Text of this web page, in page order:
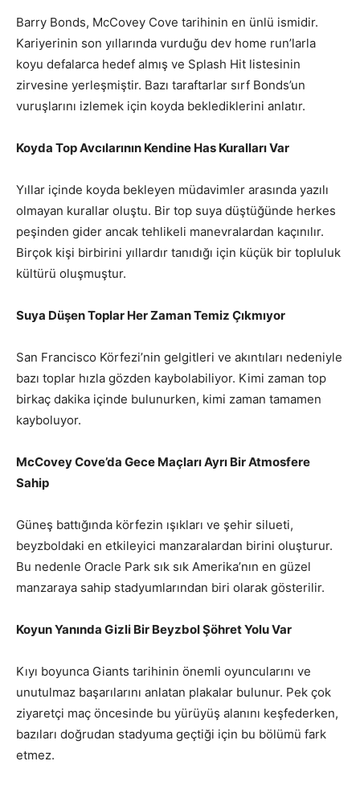
Barry Bonds, McCovey Cove tarihinin en ünlü ismidir.
Kariyerinin son yıllarında vurduğu dev home run’larla
koyu defalarca hedef almış ve Splash Hit listesinin
zirvesine yerleşmiştir. Bazı taraftarlar sırf Bonds’un
vuruşlarını izlemek için koyda beklediklerini anlatır.
Koyda Top Avcılarının Kendine Has Kuralları Var
Yıllar içinde koyda bekleyen müdavimler arasında yazılı
olmayan kurallar oluştu. Bir top suya düştüğünde herkes
peşinden gider ancak tehlikeli manevralardan kaçınılır.
Birçok kişi birbirini yıllardır tanıdığı için küçük bir topluluk
kültürü oluşmuştur.
Suya Düşen Toplar Her Zaman Temiz Çıkmıyor
San Francisco Körfezi’nin gelgitleri ve akıntıları nedeniyle
bazı toplar hızla gözden kaybolabiliyor. Kimi zaman top
birkaç dakika içinde bulunurken, kimi zaman tamamen
kayboluyor.
McCovey Cove’da Gece Maçları Ayrı Bir Atmosfere
Sahip
Güneş battığında körfezin ışıkları ve şehir silueti,
beyzboldaki en etkileyici manzaralardan birini oluşturur.
Bu nedenle Oracle Park sık sık Amerika’nın en güzel
manzaraya sahip stadyumlarından biri olarak gösterilir.
Koyun Yanında Gizli Bir Beyzbol Şöhret Yolu Var
Kıyı boyunca Giants tarihinin önemli oyuncularını ve
unutulmaz başarılarını anlatan plakalar bulunur. Pek çok
ziyaretçi maç öncesinde bu yürüyüş alanını keşfederken,
bazıları doğrudan stadyuma geçtiği için bu bölümü fark
etmez.